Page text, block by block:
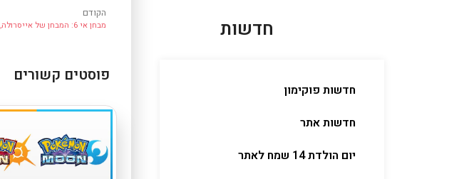
חדשות
חדשות פוקימון
חדשות אתר
יום הולדת 14 שמח לאתר
הקודם
מבחן אי 6: המבחן של אייסרולה, חנות מגה חסכונית, פוקימון הטוטם: מימיקיו
פוסטים קשורים